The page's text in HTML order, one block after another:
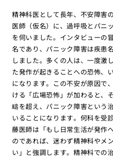
精神科医として長年、不安障害
医師（仮名）に、過呼吸とパニ
を伺いました。インタビューの
名であり、パニック障害は疾患
しました。多くの人は、一度激
た発作が起きることへの恐怖、
になります。この不安が原因で
ける「広場恐怖」が加わると、
疇を超え、パニック障害という
いることになります。何科を受
藤医師は「もし日常生活が発作
のであれば、迷わず精神科やメ
い」と強調します。精神科での